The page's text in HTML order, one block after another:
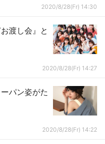
2020/8/28(Fr) 14:30
渡し会』と
2020/8/28(Fr) 14:27
パン姿がた
2020/8/28(Fr) 14:22